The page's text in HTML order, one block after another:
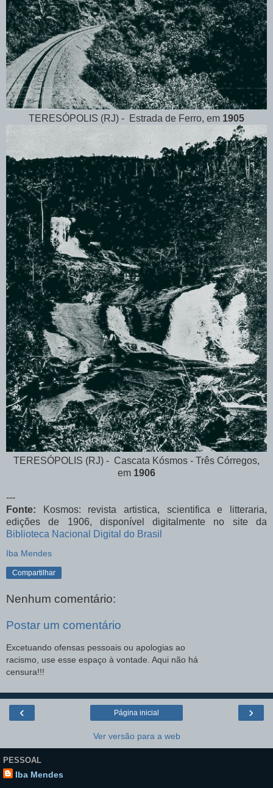
TERESÓPOLIS (RJ) - Estrada de Ferro, em 1905
TERESÓPOLIS (RJ) - Cascata Kósmos - Três Córregos,
em 1906
---
Fonte:
Kosmos: revista artistica, scientifica e litteraria,
edições de 1906, disponível digitalmente no site da
Biblioteca Nacional Digital do Brasil
Iba Mendes
Compartilhar
Nenhum comentário:
Postar um comentário
Excetuando ofensas pessoais ou apologias ao
racismo, use esse espaço à vontade. Aqui não há
censura!!!
‹ ›
Página inicial
Ver versão para a web
PESSOAL
Iba Mendes